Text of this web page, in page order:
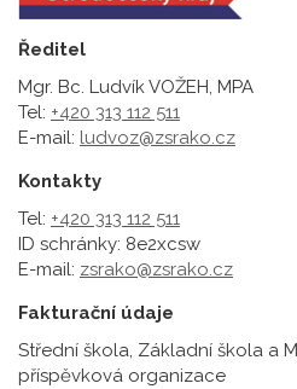
Ředitel
Mgr. Bc. Ludvík VOŽEH, MPA
Tel: +420 313 112 511
E-mail: ludvoz@zsrako.cz
Kontakty
Tel: +420 313 112 511
ID schránky: 8e2xcsw
E-mail: zsrako@zsrako.cz
Fakturační údaje
Střední škola, Základní škola a
příspěvková organizace